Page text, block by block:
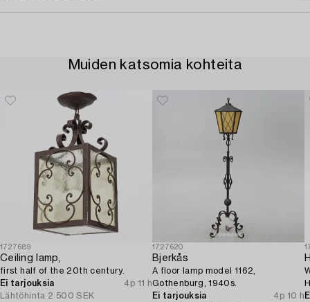
Muiden katsomia kohteita
1727689
Ceiling lamp,
first half of the 20th century.
Ei tarjouksia
4p 11 h
Lähtöhinta 2 500 SEK
1727620
Bjerkås
A floor lamp model 1162,
Gothenburg, 1940s.
Ei tarjouksia
4p 10 h